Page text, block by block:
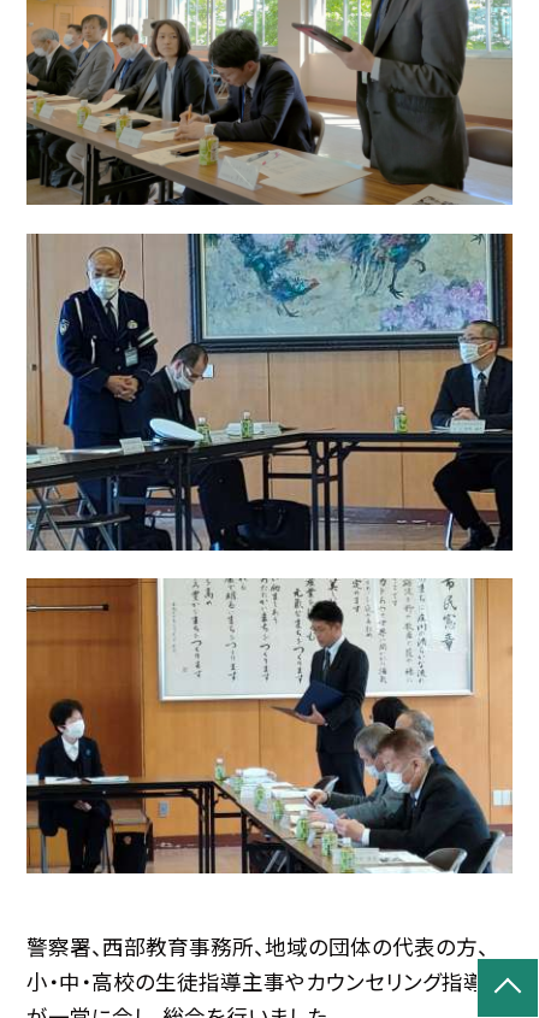
警察署、西部教育事務所、地域の団体の代表の方、
小・中・高校の生徒指導主事やカウンセリング指導員